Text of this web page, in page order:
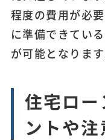
程度の費用が必
に準備できてい
が可能となります
住宅ロ
ントや注